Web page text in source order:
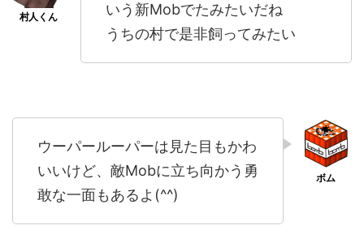
いう新Mobでたみたいだね
うちの村で是非飼ってみたい
ウーパールーパーは見た目もかわ
いいけど、敵Mobに立ち向かう勇
敢な一面もあるよ(^^)